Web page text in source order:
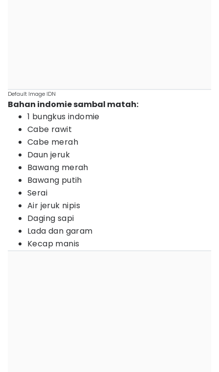
Default Image IDN
Bahan indomie sambal matah:
1 bungkus indomie
Cabe rawit
Cabe merah
Daun jeruk
Bawang merah
Bawang putih
Serai
Air jeruk nipis
Daging sapi
Lada dan garam
Kecap manis